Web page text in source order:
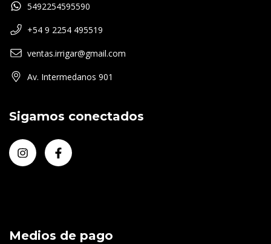
5492254595590
+54 9 2254 495519
ventas.irrigar@gmail.com
Av. Intermedanos 901
Sigamos conectados
Medios de pago